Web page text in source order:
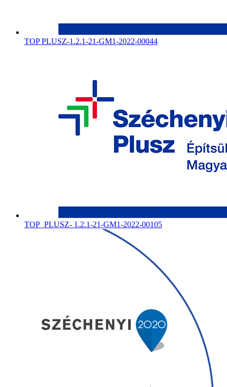
TOP PLUSZ-1.2.1-21-GM1-2022-00044
TOP_PLUSZ- 1.2.1-21-GM1-2022-00105